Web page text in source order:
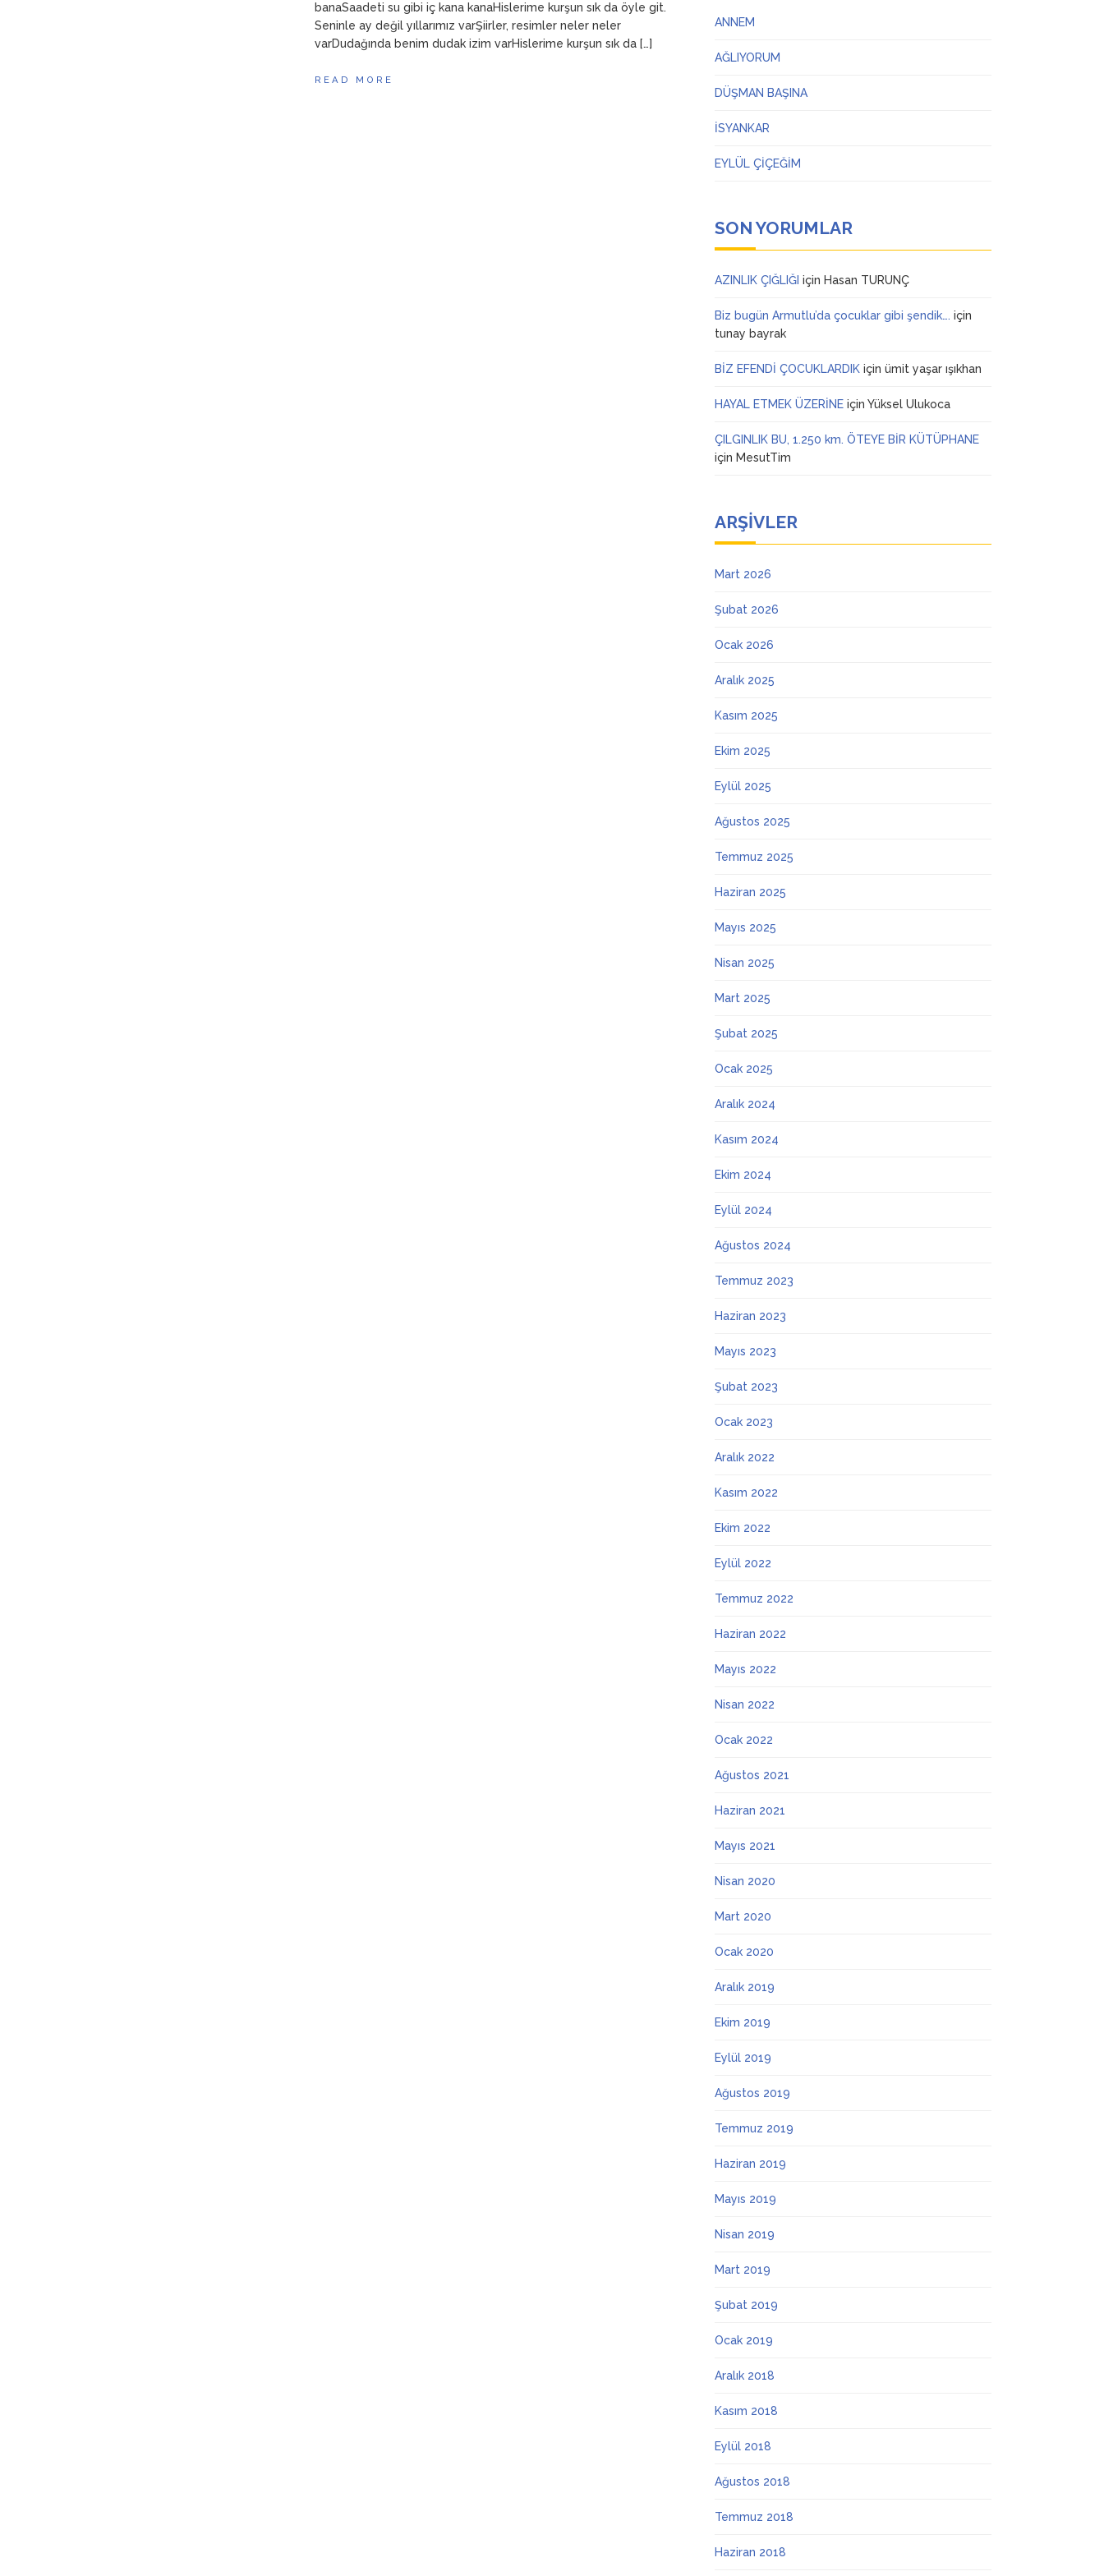
banaSaadeti su gibi iç kana kanaHislerime kurşun sık da öyle git.
Seninle ay değil yıllarımız varŞiirler, resimler neler neler
varDudağında benim dudak izim varHislerime kurşun sık da […]
READ MORE
ANNEM
AĞLIYORUM
DÜŞMAN BAŞINA
İSYANKAR
EYLÜL ÇİÇEĞİM
SON YORUMLAR
AZINLIK ÇIĞLIĞI için Hasan TURUNÇ
Biz bugün Armutlu’da çocuklar gibi şendik…. için
tunay bayrak
BİZ EFENDİ ÇOCUKLARDIK içinümit yaşar ışıkhan
HAYAL ETMEK ÜZERİNE içinYüksel Ulukoca
ÇILGINLIK BU, 1.250 km. ÖTEYE BİR KÜTÜPHANE
için MesutTim
ARŞIVLER
Mart 2026
Şubat 2026
Ocak 2026
Aralık 2025
Kasım 2025
Ekim 2025
Eylül 2025
Ağustos 2025
Temmuz 2025
Haziran 2025
Mayıs 2025
Nisan 2025
Mart 2025
Şubat 2025
Ocak 2025
Aralık 2024
Kasım 2024
Ekim 2024
Eylül 2024
Ağustos 2024
Temmuz 2023
Haziran 2023
Mayıs 2023
Şubat 2023
Ocak 2023
Aralık 2022
Kasım 2022
Ekim 2022
Eylül 2022
Temmuz 2022
Haziran 2022
Mayıs 2022
Nisan 2022
Ocak 2022
Ağustos 2021
Haziran 2021
Mayıs 2021
Nisan 2020
Mart 2020
Ocak 2020
Aralık 2019
Ekim 2019
Eylül 2019
Ağustos 2019
Temmuz 2019
Haziran 2019
Mayıs 2019
Nisan 2019
Mart 2019
Şubat 2019
Ocak 2019
Aralık 2018
Kasım 2018
Eylül 2018
Ağustos 2018
Temmuz 2018
Haziran 2018